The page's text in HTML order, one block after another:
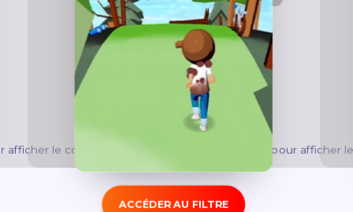
afficher le contenu. cookies pour afficher
ACCÉDER AU FILTRE